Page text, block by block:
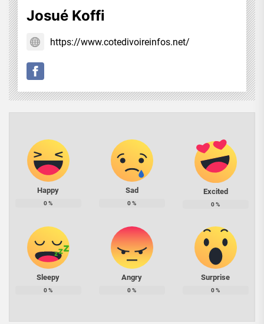
Josué Koffi
https://www.cotedivoireinfos.net/
Happy
0%
Sad
0%
Excited
0%
Sleepy
0%
Angry
0%
Surprise
0%